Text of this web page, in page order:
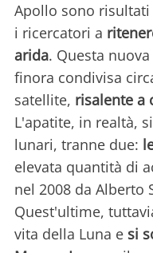
Apollo sono
i ricercatori a
arida. Questa
finora condivisa
satellite, risalente a
L'apatite, in realtà,
lunari, tranne due:
elevata quantità di
nel 2008 da Alberto
Quest'ultime,
vita della Luna e si